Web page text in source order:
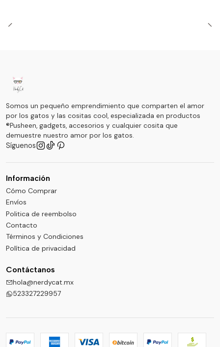
Somos un pequeño emprendimiento que comparten el amor
por los gatos y las cositas cool, especializada en productos
®Pusheen, gadgets, accesorios y cualquier cosita que
demuestre nuestro amor por los gatos.
Síguenos
Información
Cómo Comprar
Envíos
Politica de reembolso
Contacto
Términos y Condiciones
Política de privacidad
Contáctanos
hola@nerdycat.mx
523327229957